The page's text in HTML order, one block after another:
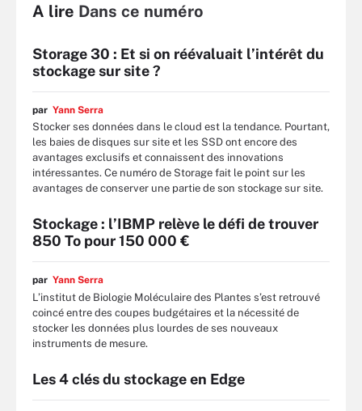
A lire Dans ce numéro
Storage 30 : Et si on réévaluait l’intérêt du
stockage sur site ?
par Yann Serra
Stocker ses données dans le cloud est la tendance. Pourtant,
les baies de disques sur site et les SSD ont encore des
avantages exclusifs et connaissent des innovations
intéressantes. Ce numéro de Storage fait le point sur les
avantages de conserver une partie de son stockage sur site.
Stockage : l’IBMP relève le défi de trouver
850 To pour 150 000 €
par Yann Serra
L’institut de Biologie Moléculaire des Plantes s’est retrouvé
coincé entre des coupes budgétaires et la nécessité de
stocker les données plus lourdes de ses nouveaux
instruments de mesure.
Les 4 clés du stockage en Edge